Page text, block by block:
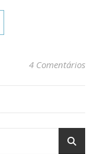
4 Comentários